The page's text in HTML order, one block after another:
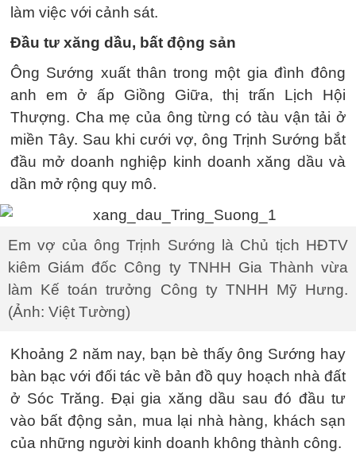
làm việc với cảnh sát.
Đầu tư xăng dầu, bất động sản
Ông Sướng xuất thân trong một gia đình đông
anh em ở ấp Giồng Giữa, thị trấn Lịch Hội
Thượng. Cha mẹ của ông từng có tàu vận tải ở
miền Tây. Sau khi cưới vợ, ông Trịnh Sướng bắt
đầu mở doanh nghiệp kinh doanh xăng dầu và
dần mở rộng quy mô.
Em vợ của ông Trịnh Sướng là Chủ tịch HĐTV
kiêm Giám đốc Công ty TNHH Gia Thành vừa
làm Kế toán trưởng Công ty TNHH Mỹ Hưng.
(Ảnh: Việt Tường)
Khoảng 2 năm nay, bạn bè thấy ông Sướng hay
bàn bạc với đối tác về bản đồ quy hoạch nhà đất
ở Sóc Trăng. Đại gia xăng dầu sau đó đầu tư
vào bất động sản, mua lại nhà hàng, khách sạn
của những người kinh doanh không thành công.